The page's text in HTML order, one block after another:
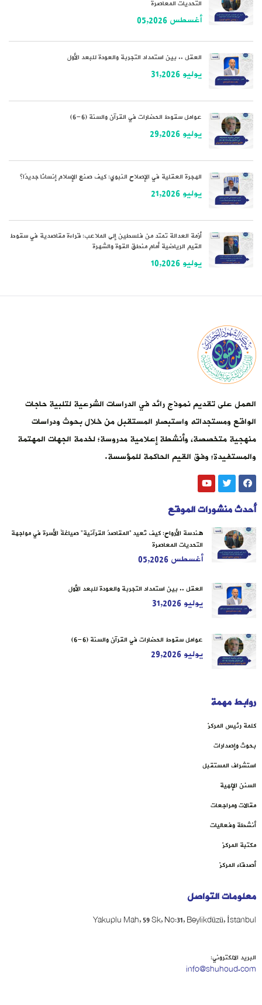
التحديات المعاصرة
أغسطس 05,2026
العقل .. بين استمداد التجربة والعودة للبعد الأول
يوليو 31,2026
عوامل سقوط الحضارات في القرآن والسنة (6-6)
يوليو 29,2026
الهجرة العقلية في الإصلاح النبوي: كيف صنع الإسلام إنسانًا جديدًا؟
يوليو 21,2026
أزمة العدالة تمتد من فلسطين إلى الملاعب: قراءة مقاصدية في سقوط
القيم الرياضية أمام منطق القوة والشهرة
يوليو 10,2026
العمل على تقديم نموذج رائد في الدراسات الشرعية لتلبية حاجات
الواقع ومستجداته واستبصار المستقبل من خلال بحوث ودراسات
منهجية متخصصة، وأنشطة إعلامية مدروسة؛ لخدمة الجهات المهتمة
والمستفيدة؛ وفق القيم الحاكمة للمؤسسة.
أحدث منشورات الموقع
هندسة الأرواح: كيف تُعيد “المقاصدُ القرآنية” صياغةَ الأسرة في مواجهة
التحديات المعاصرة
أغسطس 05,2026
العقل .. بين استمداد التجربة والعودة للبعد الأول
يوليو 31,2026
عوامل سقوط الحضارات في القرآن والسنة (6-6)
يوليو 29,2026
روابط مهمة
كلمة رئيس المركز
بحوث وإصدارات
استشراف المستقبل
السنن الإلهية
مقالات ومراجعات
أنشطة وفعاليات
مكتبة المركز
أصدقاء المركز
معلومات التواصل
Yakuplu Mah, 59 Sk, No:31, Beylikdüzü, İstanbul
البريد الالكتروني:
info@shuhoud.com